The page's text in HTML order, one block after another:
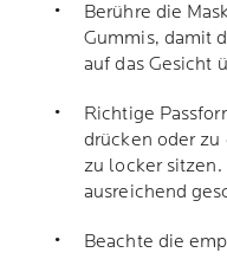
Berühre die
Gummis, damit
auf das Gesicht
Richtige
drücken oder
zu locker
ausreichend
Beachte die